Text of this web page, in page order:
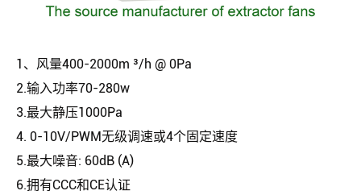
1、风量400-2000m ³/h @ 0Pa
2.输入功率70-280w
3.最大静压1000Pa
4. 0-10V/PWM无级调速或4个固定速度
5.最大噪音: 60dB (A)
6.拥有CCC和CE认证